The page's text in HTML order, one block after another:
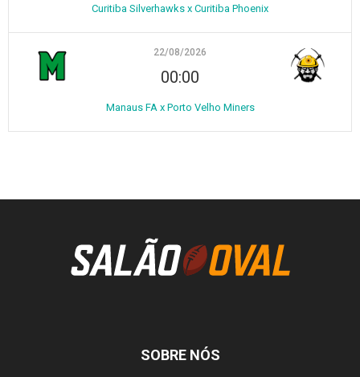
Curitiba Silverhawks x Curitiba Phoenix
22/08/2026
00:00
Manaus FA x Porto Velho Miners
SOBRE NÓS